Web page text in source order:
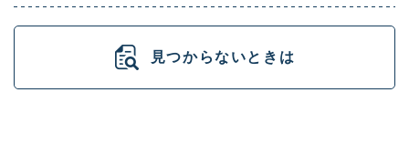
見つからないときは